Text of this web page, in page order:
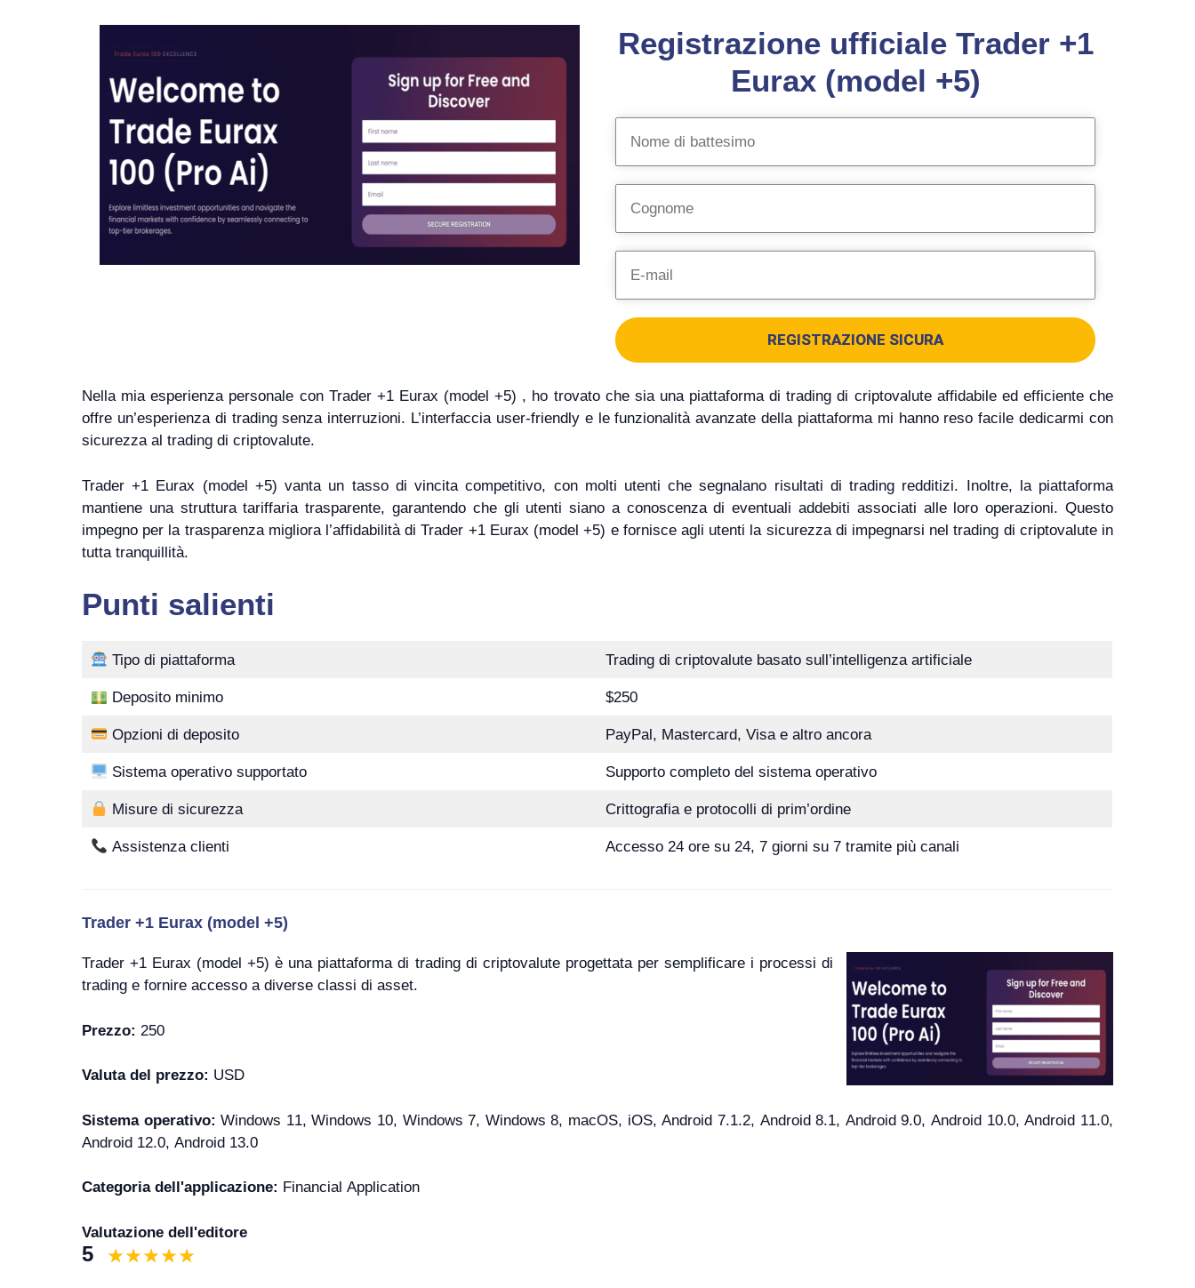
Registrazione ufficiale Trader +1
Eurax (model +5)
REGISTRAZIONE SICURA
Nella mia esperienza personale con Trader +1 Eurax (model +5) , ho trovato che sia una piattaforma di trading di criptovalute affidabile ed efficiente che
offre un’esperienza di trading senza interruzioni. L’interfaccia user-friendly e le funzionalità avanzate della piattaforma mi hanno reso facile dedicarmi con
sicurezza al trading di criptovalute.
Trader +1 Eurax (model +5) vanta un tasso di vincita competitivo, con molti utenti che segnalano risultati di trading redditizi. Inoltre, la piattaforma
mantiene una struttura tariffaria trasparente, garantendo che gli utenti siano a conoscenza di eventuali addebiti associati alle loro operazioni. Questo
impegno per la trasparenza migliora l’affidabilità di Trader +1 Eurax (model +5) e fornisce agli utenti la sicurezza di impegnarsi nel trading di criptovalute in
tutta tranquillità.
Punti salienti
Tipo di piattaforma Trading di criptovalute basato sull’intelligenza artificiale
Deposito minimo $250
Opzioni di deposito PayPal, Mastercard, Visa e altro ancora
Sistema operativo supportato Supporto completo del sistema operativo
Misure di sicurezza Crittografia e protocolli di prim’ordine
Assistenza clienti Accesso 24 ore su 24, 7 giorni su 7 tramite più canali
Trader +1 Eurax (model +5)
Trader +1 Eurax (model +5) è una piattaforma di trading di criptovalute progettata per semplificare i processi di
trading e fornire accesso a diverse classi di asset.
Prezzo: 250
Valuta del prezzo: USD
Sistema operativo: Windows 11, Windows 10, Windows 7, Windows 8, macOS, iOS, Android 7.1.2, Android 8.1, Android 9.0, Android 10.0, Android 11.0,
Android 12.0, Android 13.0
Categoria dell'applicazione: Financial Application
Valutazione dell'editore
5